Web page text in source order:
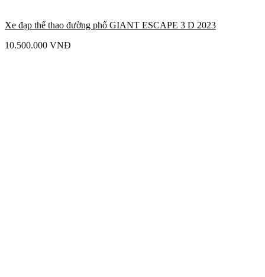
Xe đạp thể thao đường phố GIANT ESCAPE 3 D 2023
10.500.000 VNĐ